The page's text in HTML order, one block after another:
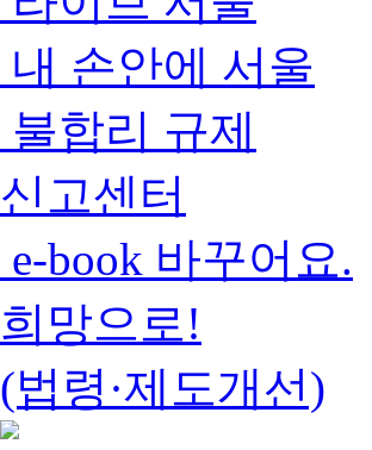
내 손안에 서울
불합리 규제
신고센터
e-book 바꾸어요.
희망으로!
(법령·제도개선)